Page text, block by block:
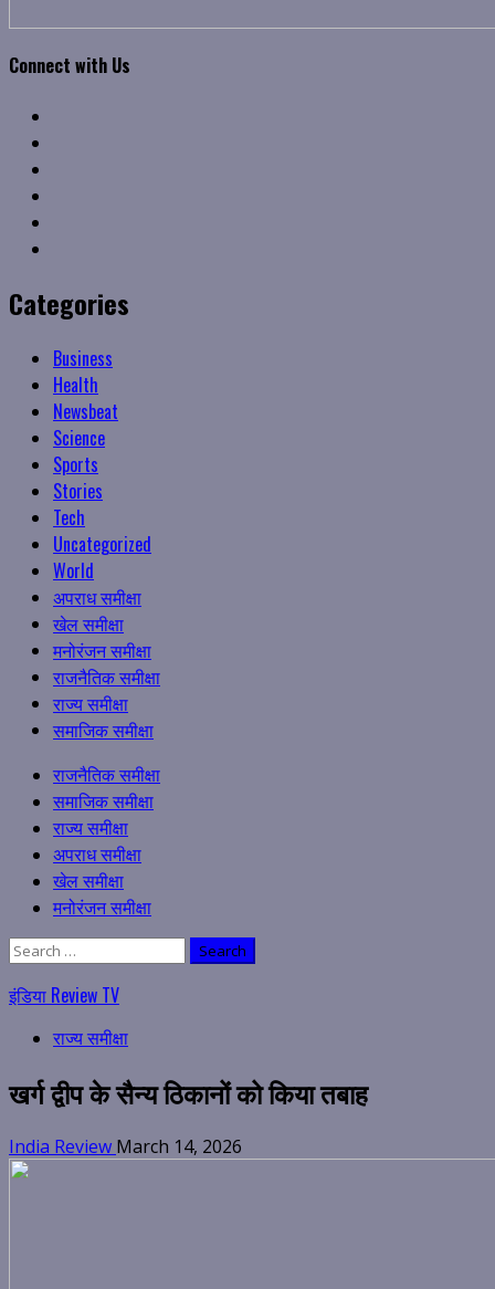
Connect with Us
Categories
Business
Health
Newsbeat
Science
Sports
Stories
Tech
Uncategorized
World
अपराध समीक्षा
खेल समीक्षा
मनोरंजन समीक्षा
राजनैतिक समीक्षा
राज्य समीक्षा
समाजिक समीक्षा
Primary
Menu
राजनैतिक समीक्षा
समाजिक समीक्षा
राज्य समीक्षा
अपराध समीक्षा
खेल समीक्षा
मनोरंजन समीक्षा
Search
इंडिया Review TV
राज्य समीक्षा
खर्ग द्वीप के सैन्य ठिकानों को किया तबाह
India Review March 14, 2026